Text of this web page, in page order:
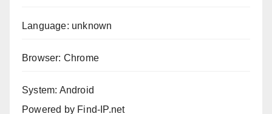
Language: unknown
Browser: Chrome
System: Android
Powered by Find-IP.net